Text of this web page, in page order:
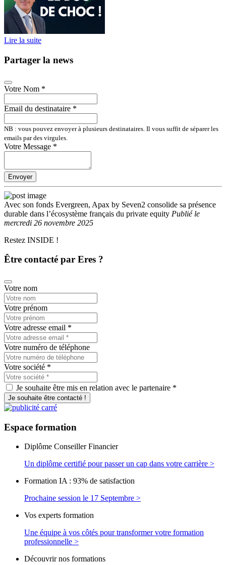
Lire la suite
Partager la news
Votre Nom *
Email du destinataire *
NB : vous pouvez envoyer à plusieurs destinataires. Il vous suffit de séparer les
emails par des virgules.
Votre Message *
Envoyer
Avec son fonds Evergreen, Apax by Seven2 consolide sa présence
durable dans l’écosystème français du private equity Publiéle
mercredi 26 novembre 2025
Restez INSIDE !
Être contacté par Eres ?
Votre nom
Votre prénom
Votre adresse email *
Votre numéro de téléphone
Votre société *
Je souhaite être mis en relation avec le partenaire *
Je souhaite être contacté !
Espace formation
Diplôme Conseiller Financier
Un diplôme certifié pour passer un cap dans votre carrière >
Formation IA : 93% de satisfaction
Prochaine session le 17 Septembre >
Vos experts formation
Une équipe à vos côtés pour transformer votre formation
professionnelle >
Découvrir nos formations